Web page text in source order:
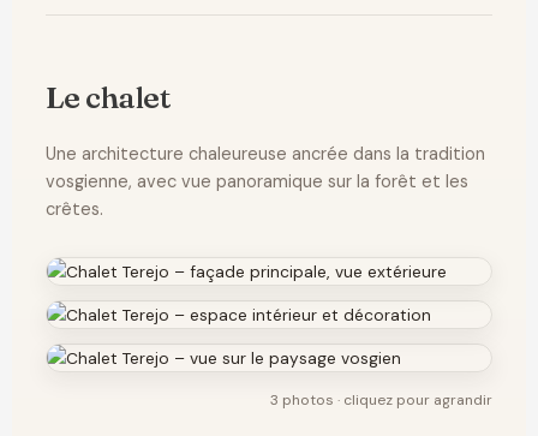
Le chalet
Une architecture chaleureuse ancrée dans la tradition
vosgienne, avec vue panoramique sur la forêt et les
crêtes.
3 photos · cliquez pour agrandir